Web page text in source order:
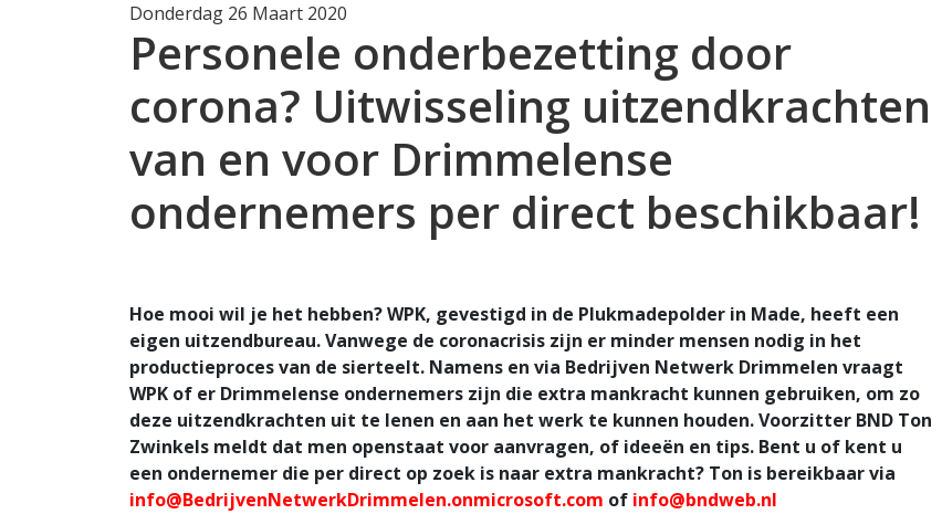
Donderdag 26 Maart 2020
Personele onderbezetting door
corona? Uitwisseling uitzendkrachten
van en voor Drimmelense
ondernemers per direct beschikbaar!
Hoe mooi wil je het hebben? WPK, gevestigd in de Plukmadepolder in Made, heeft een
eigen uitzendbureau. Vanwege de coronacrisis zijn er minder mensen nodig in het
productieproces van de sierteelt. Namens en via Bedrijven Netwerk Drimmelen vraagt
WPK of er Drimmelense ondernemers zijn die extra mankracht kunnen gebruiken, om zo
deze uitzendkrachten uit te lenen en aan het werk te kunnen houden. Voorzitter BND Ton
Zwinkels meldt dat men openstaat voor aanvragen, of ideeën en tips. Bent u of kent u
een ondernemer die per direct op zoek is naar extra mankracht? Ton is bereikbaar via
info@BedrijvenNetwerkDrimmelen.onmicrosoft.com of info@bndweb.nl